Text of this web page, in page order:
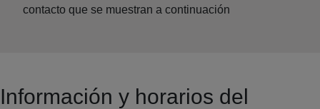
contacto que se muestran a continuación
Información y horarios del